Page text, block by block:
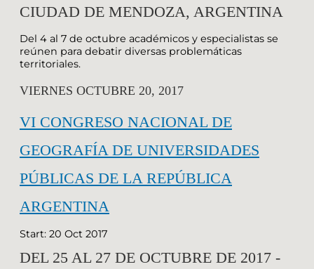
CIUDAD DE MENDOZA, ARGENTINA
Del 4 al 7 de octubre académicos y especialistas se
reúnen para debatir diversas problemáticas
territoriales.
VIERNES OCTUBRE 20, 2017
VI CONGRESO NACIONAL DE
GEOGRAFÍA DE UNIVERSIDADES
PÚBLICAS DE LA REPÚBLICA
ARGENTINA
Start: 20 Oct 2017
DEL 25 AL 27 DE OCTUBRE DE 2017 -